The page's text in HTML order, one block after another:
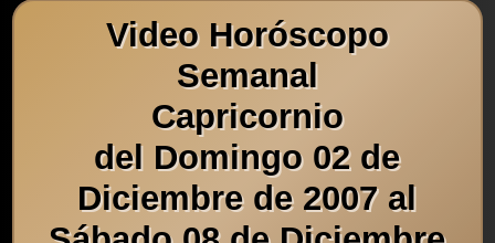
Video Horóscopo
Semanal
Capricornio
del Domingo 02 de
Diciembre de 2007 al